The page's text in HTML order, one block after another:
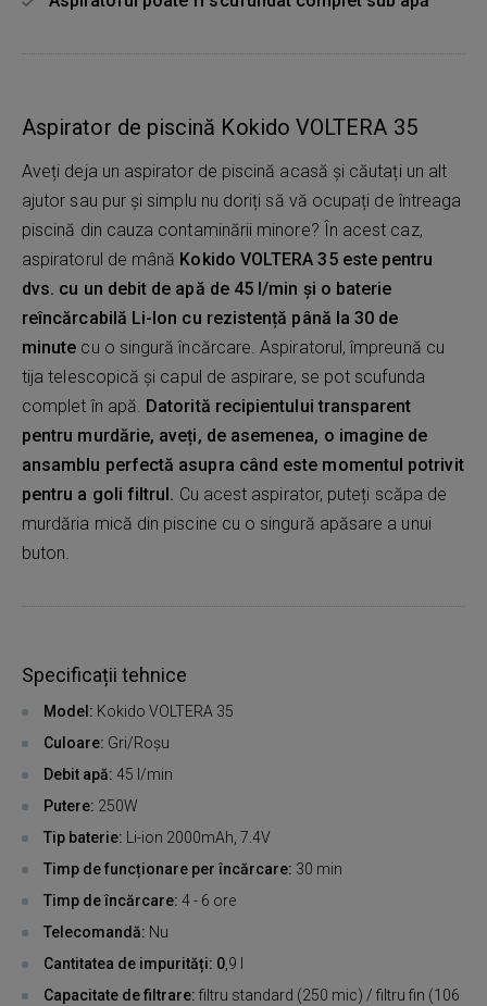
Aspirator de piscină Kokido VOLTERA 35
Aveți deja un aspirator de piscină acasă și căutați un alt
ajutor sau pur și simplu nu doriți să vă ocupați de întreaga
piscină din cauza contaminării minore? În acest caz,
aspiratorul de mână Kokido VOLTERA 35 este pentru
dvs. cu un debit de apă de 45 l/min și o baterie
reîncărcabilă Li-Ion cu rezistență până la 30 de
minute cu o singură încărcare. Aspiratorul, împreună cu
tija telescopică și capul de aspirare, se pot scufunda
complet în apă. Datorită recipientului transparent
pentru murdărie, aveți, de asemenea, o imagine de
ansamblu perfectă asupra când este momentul potrivit
pentru a goli filtrul. Cu acest aspirator, puteți scăpa de
murdăria mică din piscine cu o singură apăsare a unui
buton.
Specificații tehnice
Model: Kokido VOLTERA 35
Culoare: Gri/Roșu
Debit apă: 45 l/min
Putere: 250W
Tip baterie: Li-ion 2000mAh, 7.4V
Timp de funcționare per încărcare: 30 min
Timp de încărcare: 4 - 6 ore
Telecomandă: Nu
Cantitatea de impurități: 0 ,9 l
Capacitate de filtrare: filtru standard (250 mic) / filtru fin (106